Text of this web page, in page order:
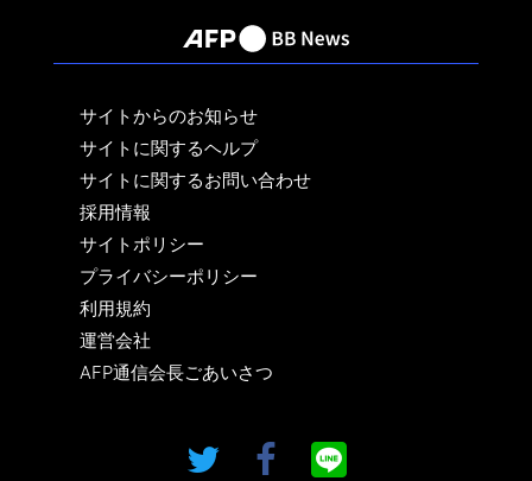
サイトからのお知らせ
サイトに関するヘルプ
サイトに関するお問い合わせ
採用情報
サイトポリシー
プライバシーポリシー
利用規約
運営会社
AFP通信会長ごあいさつ